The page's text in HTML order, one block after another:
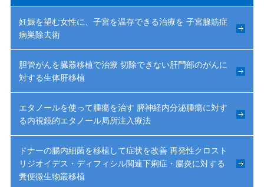
妊娠を望む女性に、子宮を温存できる治療を 子宮腺筋症
病巣除去術
胆管がんを臓器移植で治療 切除できない肝門部のがんに
対する生体肝移植
エタノールを使って腫瘍を治す 膵神経内分泌腫瘍に対す
る内視鏡的エタノール局所注入療法
ドナーの腸内細菌を移植して症状を改善 再発性クロスト
リジオイデス・ディフィシル関連下痢症・腸炎に対する
糞便微生物叢移植